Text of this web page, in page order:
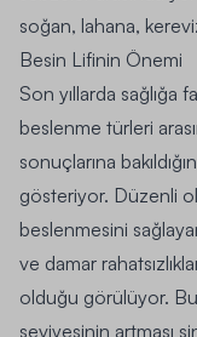
soğan, lahana,
Besin Lifinin Önemi
Son yıllarda sağlığa
beslenme türleri
sonuçlarına
gösteriyor. Düzenli
beslenmesini
ve damar
olduğu görülüyor.
seviyesinin artması